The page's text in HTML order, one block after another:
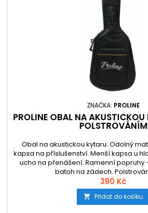
ZNAČKA: PROLINE
PROLINE OBAL NA
POLSTROVÁNÍM
Obal na akustickou kytaru. Odolný
kapsa na příslušenství. Menší kapsa u
ucho na přenášení. Ramenní popruhy
batoh na zádech.
390 Kč
 Přidat do košíku